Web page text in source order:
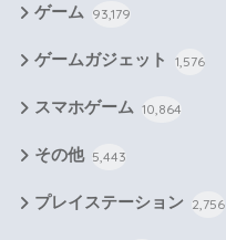
ゲーム 93,179
ゲームガジェット 1,576
スマホゲーム 10,864
その他 5,443
プレイステーション 2,756